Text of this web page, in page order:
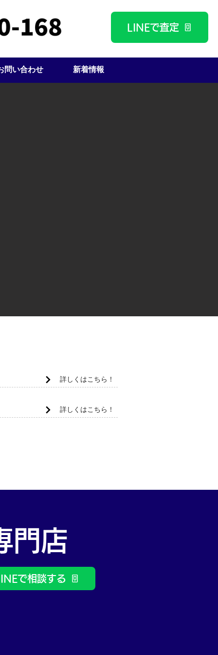
LINEで査定
問い合わせ 新着情報
詳しくはこちら！
詳しくはこちら！
門店
で相談する